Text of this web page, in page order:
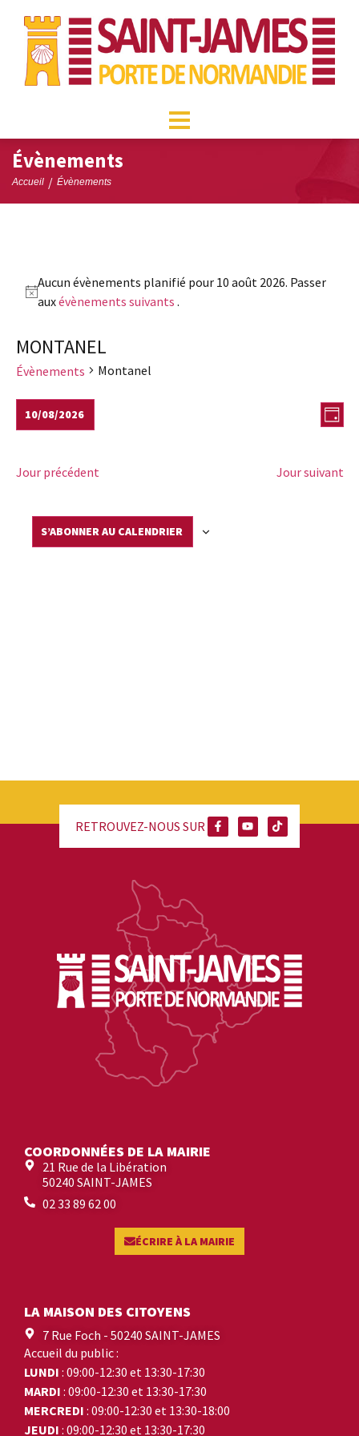
Évènements
Accueil / Évènements
Notice
Aucun évènements planifié pour 10 août 2026. Passer
auxévènements suivants .
MONTANEL
Évènements Montanel
de
JOUR
10/08/2026
Sélectionnez
Jour précédent Jour suivant
S’ABONNER AU CALENDRIER
RETROUVEZ-NOUS SUR :
COORDONNÉES DE LA MAIRIE
21 Rue de la Libération
50240 SAINT-JAMES
02 33 89 62 00
ÉCRIRE À LA MAIRIE
LA MAISON DES CITOYENS
7 Rue Foch - 50240 SAINT-JAMES
Accueil du public :
LUNDI : 09:00-12:30 et 13:30-17:30
MARDI : 09:00-12:30 et 13:30-17:30
MERCREDI : 09:00-12:30 et 13:30-18:00
JEUDI : 09:00-12:30 et 13:30-17:30